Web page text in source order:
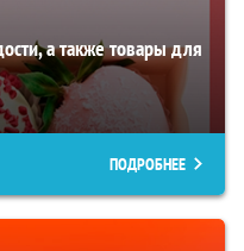
а также товары для
ПОДРОБНЕЕ